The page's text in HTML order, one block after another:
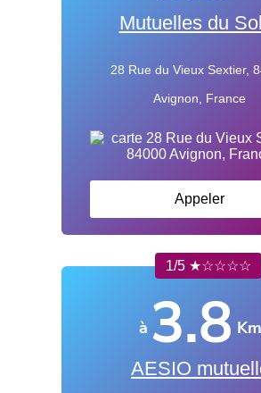
Mutuelles du
28 Rue du Vieux Sextier,
Avignon, France
Appeler
1/5 ★☆☆☆☆
à 3.8 Km
AESIO